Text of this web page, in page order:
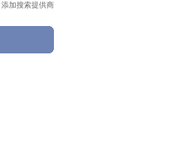
添加搜索提供商